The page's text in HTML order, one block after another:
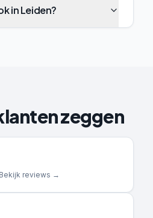
in Leiden?
zeggen
reviews →